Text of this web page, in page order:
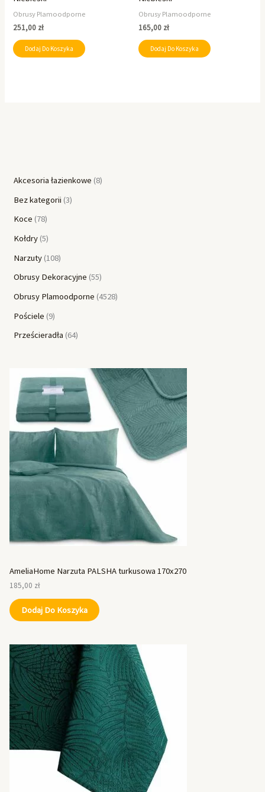
Akcesoria łazienkowe 8
Bez kategorii 3
Koce 78
Kołdry 5
Narzuty 108
Obrusy Dekoracyjne 55
Obrusy Plamoodporne 4528
Pościele 9
Prześcieradła 64
AmeliaHome Narzuta PALSHA turkusowa 170x270
185,00 zł
Dodaj Do Koszyka
Obrusy Plamoodporne
251,00 zł
Dodaj Do Koszyka
Obrusy Plamoodporne
165,00 zł
Dodaj Do Koszyka